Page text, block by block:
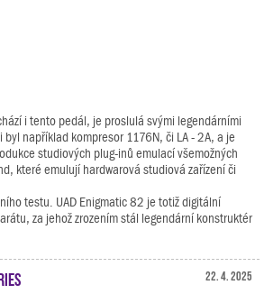
i tento pedál, je proslulá svými legendárními
například kompresor 1176N, či LA - 2A, a je
studiových plug-inů emulací všemožných
které emulují hardwarová studiová zařízení či
testu. UAD Enigmatic 82 je totiž digitální
za jehož zrozením stál legendární konstruktér
22. 4. 2025